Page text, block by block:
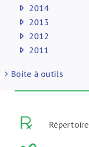
2014
2013
2012
2011
Boite à outils
Répertoire